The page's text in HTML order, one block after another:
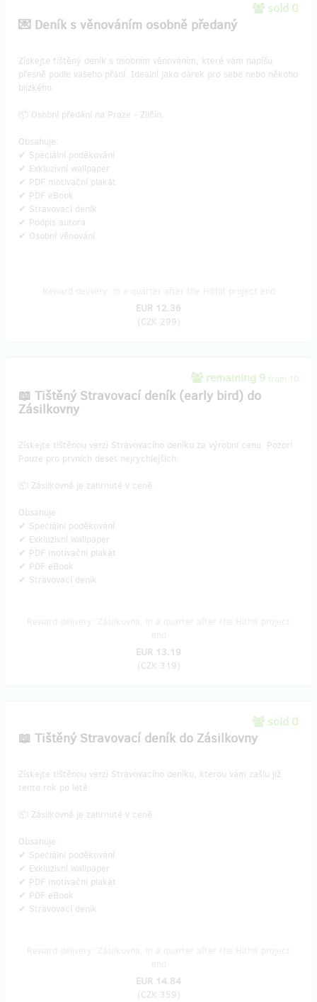
sold 0
💌 Deník s věnováním osobně předaný
​Získejte tištěný deník s osobním věnováním, které vám napíšu
přesně podle vašeho přání. Ideální jako dárek pro sebe nebo někoho
blízkého.
📦 Osobní předání na Praze - Zličín.
Obsahuje:
✔ Speciální poděkování
✔ Exkluzivní wallpaper
✔ PDF motivační plakát
✔ PDF eBook
✔ Stravovací deník
✔ Podpis autora
✔ Osobní věnování
EUR 12.36
(CZK 299)
remaining 9 from 10
📖 Tištěný Stravovací deník (early bird) do
Zásilkovny
​Získejte tištěnou verzi Stravovacího deníku za výrobní cenu. Pozor!
Pouze pro prvních deset nejrychlejších.
📦 Zásilkovné je zahrnuté v ceně.
Obsahuje:
✔ Speciální poděkování
✔ Exkluzivní wallpaper
✔ PDF motivační plakát
✔ PDF eBook
✔ Stravovací deník
EUR 13.19
(CZK 319)
sold 0
📖 Tištěný Stravovací deník do Zásilkovny
​Získejte tištěnou verzi Stravovacího deníku, kterou vám zašlu již
tento rok po létě.
📦 Zásilkovné je zahrnuté v ceně.
Obsahuje:
✔ Speciální poděkování
✔ Exkluzivní wallpaper
✔ PDF motivační plakát
✔ PDF eBook
✔ Stravovací deník
EUR 14.84
(CZK 359)